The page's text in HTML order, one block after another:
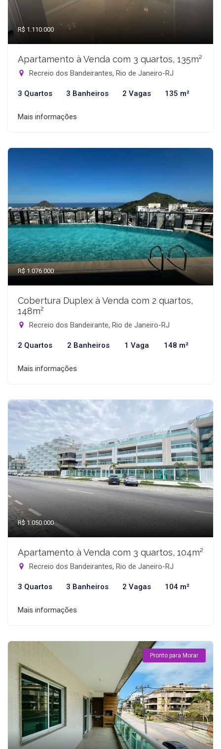
R$ 1.110.000
Apartamento à Venda com 3 quartos, 135m²
Recreio dos Bandeirantes, Rio de Janeiro-RJ
3 Quartos 3 Banheiros 2 Vagas 135 m²
Mais informações
R$ 1.076.000
Cobertura Duplex à Venda com 2 quartos,
148m²
Recreio dos Bandeirante, Rio de Janeiro-RJ
2 Quartos 2 Banheiros 1 Vaga 148 m²
Mais informações
R$ 1.050.000
Apartamento à Venda com 3 quartos, 104m²
Recreio dos Bandeirantes, Rio de Janeiro-RJ
3 Quartos 3 Banheiros 2 Vagas 104 m²
Mais informações
Pronto para Morar